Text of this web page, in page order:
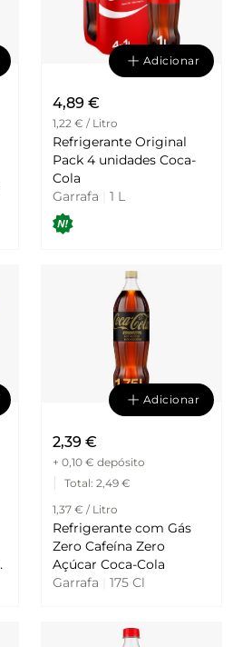
Adicionar
4,89 €
1,22 € / Litro
Refrigerante Original
Pack 4 unidades Coca-
Cola
Garrafa
1 L
Adicionar
2,39 €
+ 0,10 € depósito
| Total: 2,49 €
1,37 € / Litro
Refrigerante com Gás
Zero Cafeína Zero
Açúcar Coca-Cola
Garrafa
175 Cl